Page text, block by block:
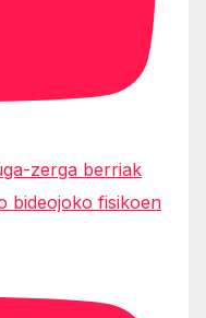
zerga berriak
bideojoko fisikoen